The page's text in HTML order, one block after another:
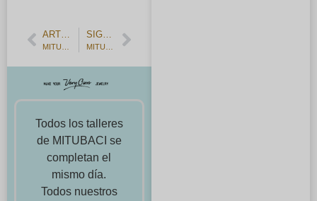
Todos los talleres
de MITUBACI se
completan el
mismo día.
Todos nuestros